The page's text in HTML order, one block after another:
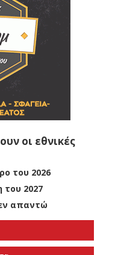
οι εθνικές
του 2026
του 2027